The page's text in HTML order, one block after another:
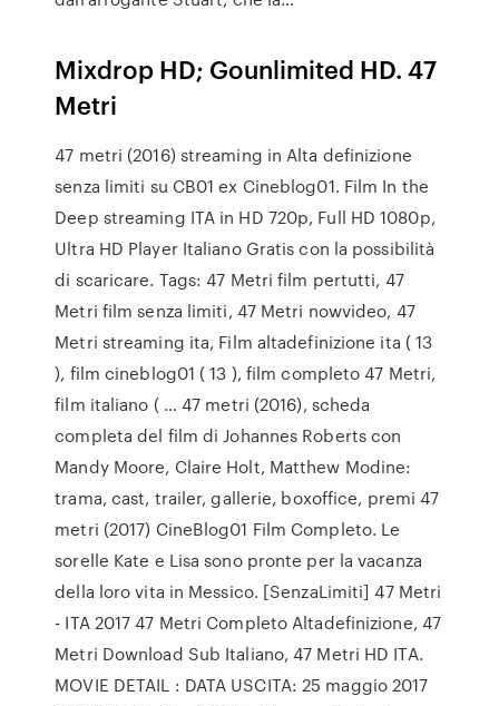
Mixdrop HD; Gounlimited HD. 47
Metri
47 metri (2016) streaming in Alta definizione
senza limiti su CB01 ex Cineblog01. Film In the
Deep streaming ITA in HD 720p, Full HD 1080p,
Ultra HD Player Italiano Gratis con la possibilità
di scaricare. Tags: 47 Metri film pertutti, 47
Metri film senza limiti, 47 Metri nowvideo, 47
Metri streaming ita, Film altadefinizione ita ( 13
), film cineblog01 ( 13 ), film completo 47 Metri,
film italiano ( … 47 metri (2016), scheda
completa del film di Johannes Roberts con
Mandy Moore, Claire Holt, Matthew Modine:
trama, cast, trailer, gallerie, boxoffice, premi 47
metri (2017) CineBlog01 Film Completo. Le
sorelle Kate e Lisa sono pronte per la vacanza
della loro vita in Messico. [SenzaLimiti] 47 Metri
- ITA 2017 47 Metri Completo Altadefinizione, 47
Metri Download Sub Italiano, 47 Metri HD ITA.
MOVIE DETAIL : DATA USCITA: 25 maggio 2017